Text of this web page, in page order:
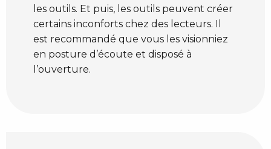
les outils. Et puis, les outils peuvent créer
certains inconforts chez des lecteurs. Il
est recommandé que vous les visionniez
en posture d’écoute et disposé à
l’ouverture.